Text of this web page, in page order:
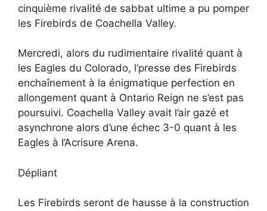
cinquième rivalité de sabbat ultime a pu pomper
les Firebirds de Coachella Valley.
Mercredi, alors du rudimentaire rivalité quant à
les Eagles du Colorado, l’presse des Firebirds
enchaînement à la énigmatique perfection en
allongement quant à Ontario Reign ne s’est pas
poursuivi. Coachella Valley avait l’air gazé et
asynchrone alors d’une échec 3-0 quant à les
Eagles à l’Acrisure Arena.
Dépliant
Les Firebirds seront de hausse à la construction